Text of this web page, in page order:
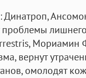
: Динатроп,
Мориамин
вернут
омолодят